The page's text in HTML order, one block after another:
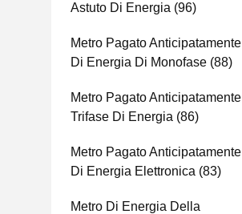
Astuto Di Energia (96)
Metro Pagato Anticipatamente
Di Energia Di Monofase (88)
Metro Pagato Anticipatamente
Trifase Di Energia (86)
Metro Pagato Anticipatamente
Di Energia Elettronica (83)
Metro Di Energia Della